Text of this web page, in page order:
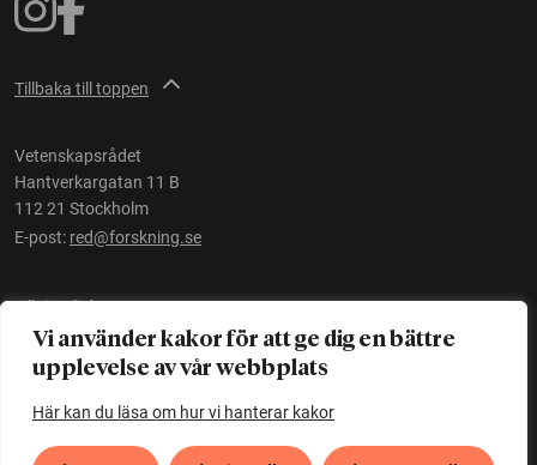
Vi använder kakor för att ge dig en bättre
upplevelse av vår webbplats
Här kan du läsa om hur vi hanterar kakor
Tillbaka till toppen
Vetenskapsrådet
Hantverkargatan 11 B
112 21 Stockholm
E-post: red@forskning.se
Tillgänglighet
Ett initiativ avVetenskapsrådet